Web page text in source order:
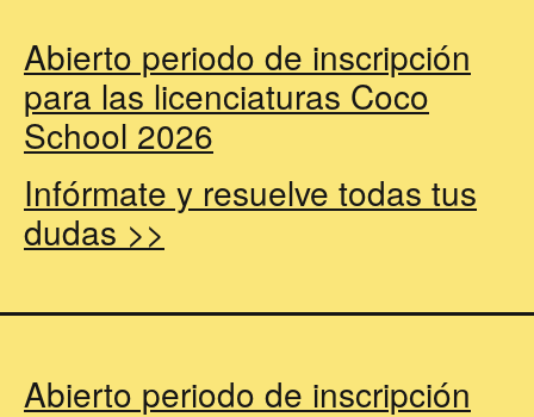
Abierto periodo de inscripción
para las licenciaturas Coco
School 2026
Infórmate y resuelve todas tus
dudas >>
Abierto periodo de inscripción